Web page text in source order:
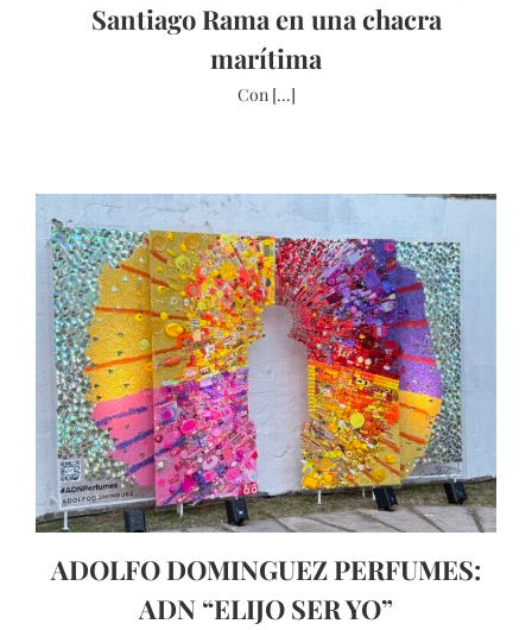
Santiago Rama en una chacra
marítima
Con [...]
ADOLFO DOMINGUEZ PERFUMES:
ADN “ELIJO SER YO”